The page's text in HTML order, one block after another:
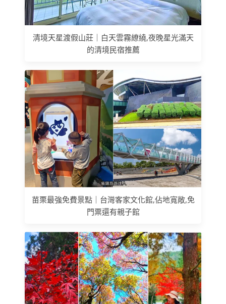
清境天星渡假山莊｜白天雲霧繚繞,夜晚星光滿天
的清境民宿推薦
苗栗最強免費景點｜台灣客家文化館,佔地寬敞,免
門票還有親子館